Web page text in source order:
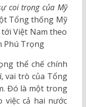
coi trọng của Mỹ
Tổng thống Mỹ
Việt Nam theo
Phú Trọng
thể chế chính
vai trò của Tổng
Đó là một trong
cả hai nước